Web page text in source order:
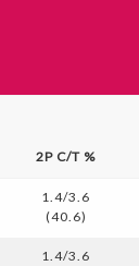
2P C/T %
1.4/3.6
(40.6)
1.4/3.6